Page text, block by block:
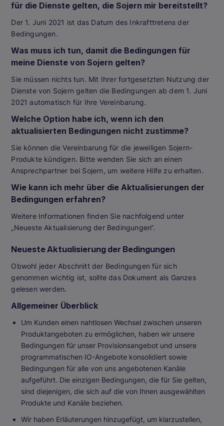
für die Dienste gelten, die Sojern mir bereitstellt?
Der 1. Juni 2021 ist das Datum des Inkrafttretens der
Bedingungen.
Was muss ich tun, damit die Bedingungen für
meine Dienste von Sojern gelten?
Sie müssen nichts tun. Mit Ihrer fortgesetzten Nutzung der
Dienste von Sojern gelten die Bedingungen ab dem 1. Juni
2021 automatisch für Ihre Vereinbarung.
Welche Option habe ich, wenn ich den
aktualisierten Bedingungen nicht zustimme?
Sie können die Vereinbarung für die jeweiligen Sojern-
Produkte kündigen. Bitte wenden Sie sich an einen
Ansprechpartner bei Sojern, um weitere Hilfe zu erhalten.
Wie kann ich mehr über die Aktualisierungen der
Bedingungen erfahren?
Weitere Informationen finden Sie nachfolgend unter
„Neueste Aktualisierung der Bedingungen“.
Neueste Aktualisierung der Bedingungen
Obwohl jeder Abschnitt der Bedingungen für sich
genommen wichtig ist, sollte das Dokument als Ganzes
gelesen werden.
Allgemeiner Überblick
Um Kunden einen nahtlosen Wechsel zwischen unseren
Produktangeboten zu ermöglichen, haben wir unsere
Bedingungen für unser Provisionsangebot und unsere
programmatischen IO-Angebote konsolidiert sowie
Bedingungen für alle von uns angebotenen Kanäle
aufgeführt. Die einzigen Bedingungen, die für Sie gelten,
sind diejenigen, die sich auf die von Ihnen ausgewählten
Produkte und Kanäle beziehen.
Wir haben Erläuterungen hinzugefügt, um klarzustellen,